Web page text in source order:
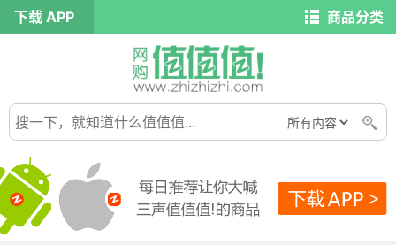
下载 APP 商品分类